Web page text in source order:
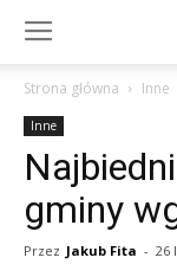
Strona główna Inne
Inne
gminy
Przez Jakub Fita - 26